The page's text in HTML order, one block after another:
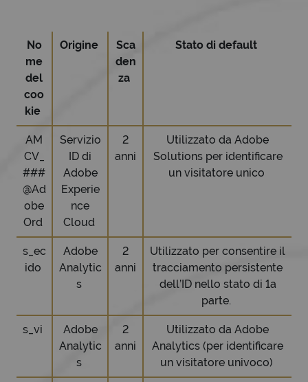
No
me
del
coo
kie
Origine
Sca
den
za
Stato di default
AM
CV_
###
@Ad
obe
Ord
Servizio
ID di
Adobe
Experie
nce
Cloud
2
anni
Utilizzato da Adobe
Solutions per identificare
un visitatore unico
s_ec
ido
Adobe
Analytic
s
2
anni
Utilizzato per consentire il
tracciamento persistente
dell’ID nello stato di 1a
parte.
s_vi
Adobe
Analytic
s
2
anni
Utilizzato da Adobe
Analytics (per identificare
un visitatore univoco)